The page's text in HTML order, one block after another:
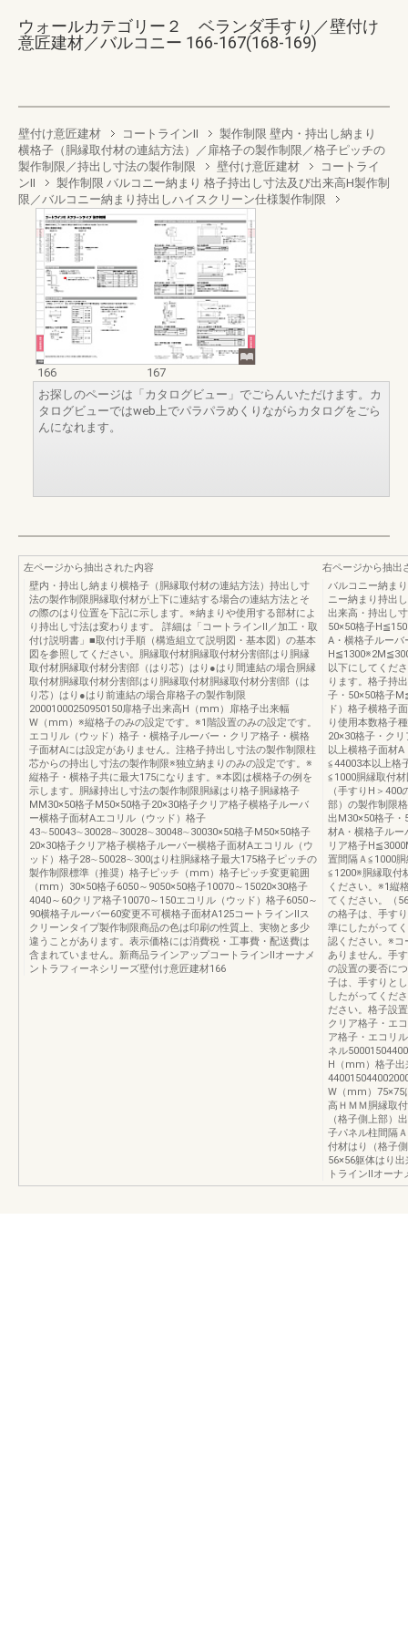
ウォールカテゴリー２ ベランダ手すり／壁付け
意匠建材／バルコニー 166-167(168-169)
壁付け意匠建材 コートラインII
製作制限 壁内・持出し納まり
横格子（胴縁取付材の連結方法）／扉格子の製作制限／格子ピッチの
製作制限／持出し寸法の製作制限
壁付け意匠建材
コートライ
ンII
製作制限 バルコニー納まり 格子持出し寸法及び出来高H製作制
限／バルコニー納まり持出しハイスクリーン仕様製作制限
166
167
お探しのページは「カタログビュー」でごらんいただけます。カ
タログビューではweb上でパラパラめくりながらカタログをごら
んになれます。
左ページから抽出された内容
壁内・持出し納まり横格子（胴縁取付材の連結方法）持出し寸
法の製作制限胴縁取付材が上下に連結する場合の連結方法とそ
の際のはり位置を下記に示します。※納まりや使用する部材によ
り持出し寸法は変わります。 詳細は「コートラインII／加工・取
付け説明書」■取付け手順（構造組立て説明図・基本図）の基本
図を参照してください。胴縁取付材胴縁取付材分割部はり胴縁
取付材胴縁取付材分割部（はり芯）はり●はり間連結の場合胴縁
取付材胴縁取付材分割部はり胴縁取付材胴縁取付材分割部（は
り芯）はり●はり前連結の場合扉格子の製作制限
20001000250950150扉格子出来高H（mm）扉格子出来幅
W（mm）※縦格子のみの設定です。※1階設置のみの設定です。
エコリル（ウッド）格子・横格子ルーバー・クリア格子・横格
子面材Aには設定がありません。注格子持出し寸法の製作制限柱
芯からの持出し寸法の製作制限※独立納まりのみの設定です。※
縦格子・横格子共に最大175になります。※本図は横格子の例を
示します。胴縁持出し寸法の製作制限胴縁はり格子胴縁格子
MM30×50格子M50×50格子20×30格子クリア格子横格子ルーバ
ー横格子面材Aエコリル（ウッド）格子
43∼50043∼30028∼30028∼30048∼30030×50格子M50×50格子
20×30格子クリア格子横格子ルーバー横格子面材Aエコリル（ウ
ッド）格子28∼50028∼300はり柱胴縁格子最大175格子ピッチの
製作制限標準（推奨）格子ピッチ（mm）格子ピッチ変更範囲
（mm）30×50格子6050～9050×50格子10070～15020×30格子
4040～60クリア格子10070～150エコリル（ウッド）格子6050～
90横格子ルーバー60変更不可横格子面材A125コートラインⅡス
クリーンタイプ製作制限商品の色は印刷の性質上、実物と多少
違うことがあります。表示価格には消費税・工事費・配送費は
含まれていません。新商品ラインアップコートラインⅡオーナメ
ントラフィーネシリーズ壁付け意匠建材166
右ページから抽出
バルコニー納ま
ニー納まり持出
出来高・持出し
50×50格子
A・横格子ルーバ
以下にしてくだ
ります。格子持
子・50×50格子
ド）格子横格子
り使用本数格子
20×30格子・ク
以上横格子面材
≦44003本以上格
≦1000胴縁取付
（手すりH＞
部）の製作制限
出M30×50格子
材A・横格子ル
リア格子
置間隔Ａ≦1000
≦1200※胴縁取付
ください。※1縦
てください。（
の格子は、手す
準にしたがって
認ください。※コ
ありません。手
の設置の要否に
子は、手すりと
したがってくだ
ださい。格子設
クリア格子・エ
ア格子・エコリ
ネル
H（mm）格子
W（mm）75×75
高ＨＭＭ胴縁取
（格子側上部）
子パネル柱間隔
付材はり（格子
56×56躯体はり
トラインⅡオー